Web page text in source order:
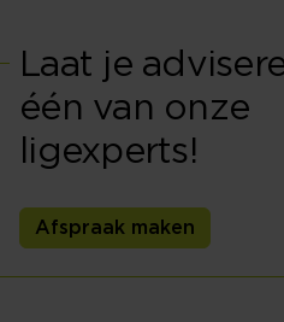
Laat je
één van onze
ligexperts!
Afspraak maken